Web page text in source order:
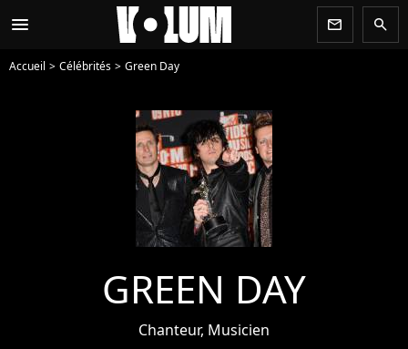
menu newsletter search
Accueil Célébrités Green Day
GREEN DAY
Chanteur, Musicien